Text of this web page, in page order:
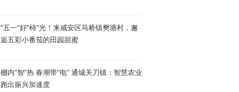
“五一”好“柿”光！来咸安区马桥镇樊塘村，邂
逅五彩小番茄的田园甜蜜
棚内“智”热 春潮带“电” 通城关刀镇：智慧农业
跑出振兴加速度